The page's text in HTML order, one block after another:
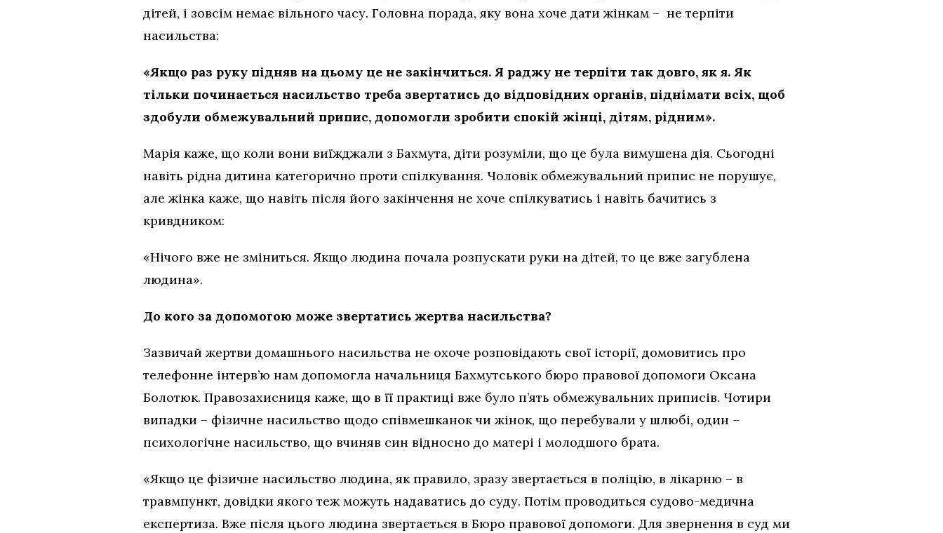
дітей, і зовсім немає вільного часу. Головна порада, яку вона хоче дати жінкам – не терпіти
насильства:
«Якщо раз руку підняв на цьому це не закінчиться. Я раджу не терпіти так довго, як я. Як
тільки починається насильство треба звертатись до відповідних органів, піднімати всіх, щоб
здобули обмежувальний припис, допомогли зробити спокій жінці, дітям, рідним».
Марія каже, що коли вони виїжджали з Бахмута, діти розуміли, що це була вимушена дія. Сьогодні
навіть рідна дитина категорично проти спілкування. Чоловік обмежувальний припис не порушує,
але жінка каже, що навіть після його закінчення не хоче спілкуватись і навіть бачитись з
кривдником:
«Нічого вже не зміниться. Якщо людина почала розпускати руки на дітей, то це вже загублена
людина».
До кого за допомогою може звертатись жертва насильства?
Зазвичай жертви домашнього насильства не охоче розповідають свої історії, домовитись про
телефонне інтерв’ю нам допомогла начальниця Бахмутського бюро правової допомоги Оксана
Болотюк. Правозахисниця каже, що в її практиці вже було п’ять обмежувальних приписів. Чотири
випадки – фізичне насильство щодо співмешканок чи жінок, що перебували у шлюбі, один –
психологічне насильство, що вчиняв син відносно до матері і молодшого брата.
«Якщо це фізичне насильство людина, як правило, зразу звертається в поліцію, в лікарню – в
травмпункт, довідки якого теж можуть надаватись до суду. Потім проводиться судово-медична
експертиза. Вже після цього людина звертається в Бюро правової допомоги. Для звернення в суд ми